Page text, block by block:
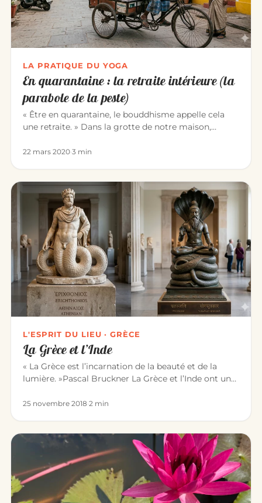
LA PRATIQUE DU YOGA
En quarantaine : la retraite intérieure (la
parabole de la peste)
« Être en quarantaine, le bouddhisme appelle cela
une retraite. » Dans la grotte de notre maison,
22 mars 2020·3 min
L'ESPRIT DU LIEU · GRÈCE
La Grèce et l’Inde
« La Grèce est l’incarnation de la beauté et de la
lumière. »Pascal Bruckner La Grèce et l’Inde ont une
25 novembre 2018·2 min